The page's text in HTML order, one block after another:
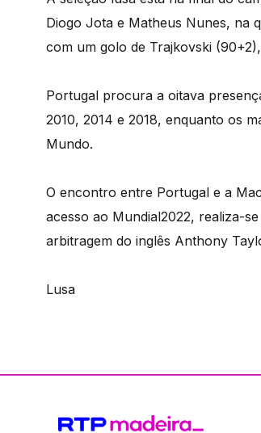
Diogo Jota e Matheus Nunes, na
com um golo de Trajkovski
Portugal procura a oitava
2010, 2014 e 2018, enquanto os
Mundo.
O encontro entre Portugal e a
acesso ao Mundial2022, realiza-
arbitragem do inglês Anthony
Lusa